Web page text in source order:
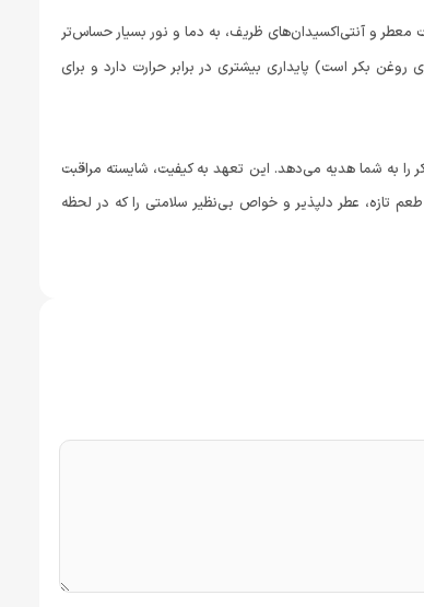
و آنتی‌اکسیدان‌های ظریف، به دما و نور بسیار حساس‌تر
بکر است) پایداری بیشتری در برابر حرارت دارد و برای
به شما هدیه می‌دهد. این تعهد به کیفیت، شایسته مراقبت
تازه، عطر دلپذیر و خواص بی‌نظیر سلامتی را که در لحظه